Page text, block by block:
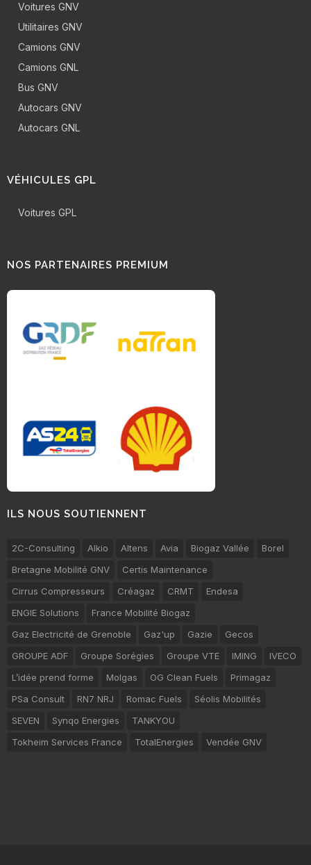
Voitures GNV
Utilitaires GNV
Camions GNV
Camions GNL
Bus GNV
Autocars GNV
Autocars GNL
VÉHICULES GPL
Voitures GPL
NOS PARTENAIRES PREMIUM
ILS NOUS SOUTIENNENT
2C-Consulting Alkio Altens Avia Biogaz Vallée
Borel
Bretagne Mobilité GNV
Certis Maintenance
Cirrus Compresseurs
Créagaz CRMT
Endesa
ENGIE Solutions
France Mobilité Biogaz
Gaz Electricité de Grenoble
Gaz'up Gazie
Gecos
GROUPE ADF
Groupe Sorégies Groupe VTE IMING
IVECO
L’idée prend forme
Molgas OG Clean Fuels
Primagaz
PSa Consult
RN7 NRJ Romac Fuels
Séolis Mobilités
SEVEN
Synqo Energies
TANKYOU
Tokheim Services France
TotalEnergies Vendée GNV